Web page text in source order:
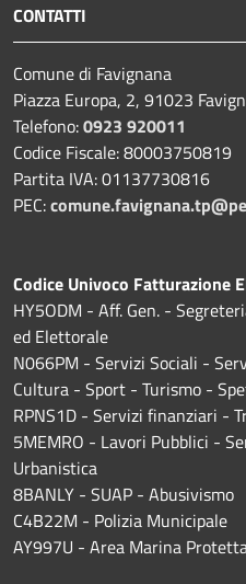
CONTATTI
Comune di Favignana
Piazza Europa, 2, 91023
Telefono:0923 920011
Codice Fiscale: 80003750819
Partita IVA: 01137730816
PEC:
Codice Univoco Fatturazione
HY5ODM - Aff. Gen. -
ed Elettorale
N066PM - Servizi Sociali -
Cultura - Sport - Turismo -
RPNS1D - Servizi finanziari -
5MEMRO - Lavori Pubblici -
Urbanistica
8BANLY - SUAP - Abusivismo
C4B22M - Polizia Municipale
AY997U - Area Marina